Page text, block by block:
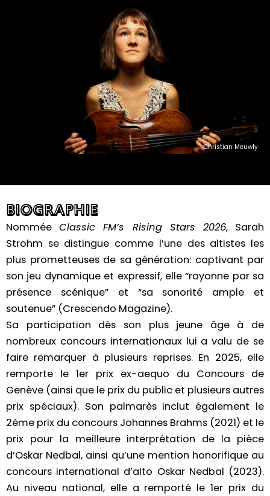
Christian Meuwly
BIOGRAPHIE
NomméeClassic FM’s Rising Stars 2026, Sarah
Strohm se distingue comme l’une des altistes les
plus prometteuses de sa génération: captivant par
son jeu dynamique et expressif, elle “rayonne par sa
présence scénique” et “sa sonorité ample et
soutenue” (Crescendo Magazine).
Sa participation dès son plus jeune âge à de
nombreux concours internationaux lui a valu de se
faire remarquer à plusieurs reprises. En 2025, elle
remporte le 1er prix ex-aequo du Concours de
Genève (ainsi que le prix du public et plusieurs autres
prix spéciaux). Son palmarès inclut également le
2ème prix du concours Johannes Brahms (2021) et le
prix pour la meilleure interprétation de la pièce
d’Oskar Nedbal, ainsi qu’une mention honorifique au
concours international d’alto Oskar Nedbal (2023).
Au niveau national, elle a remporté le 1er prix du